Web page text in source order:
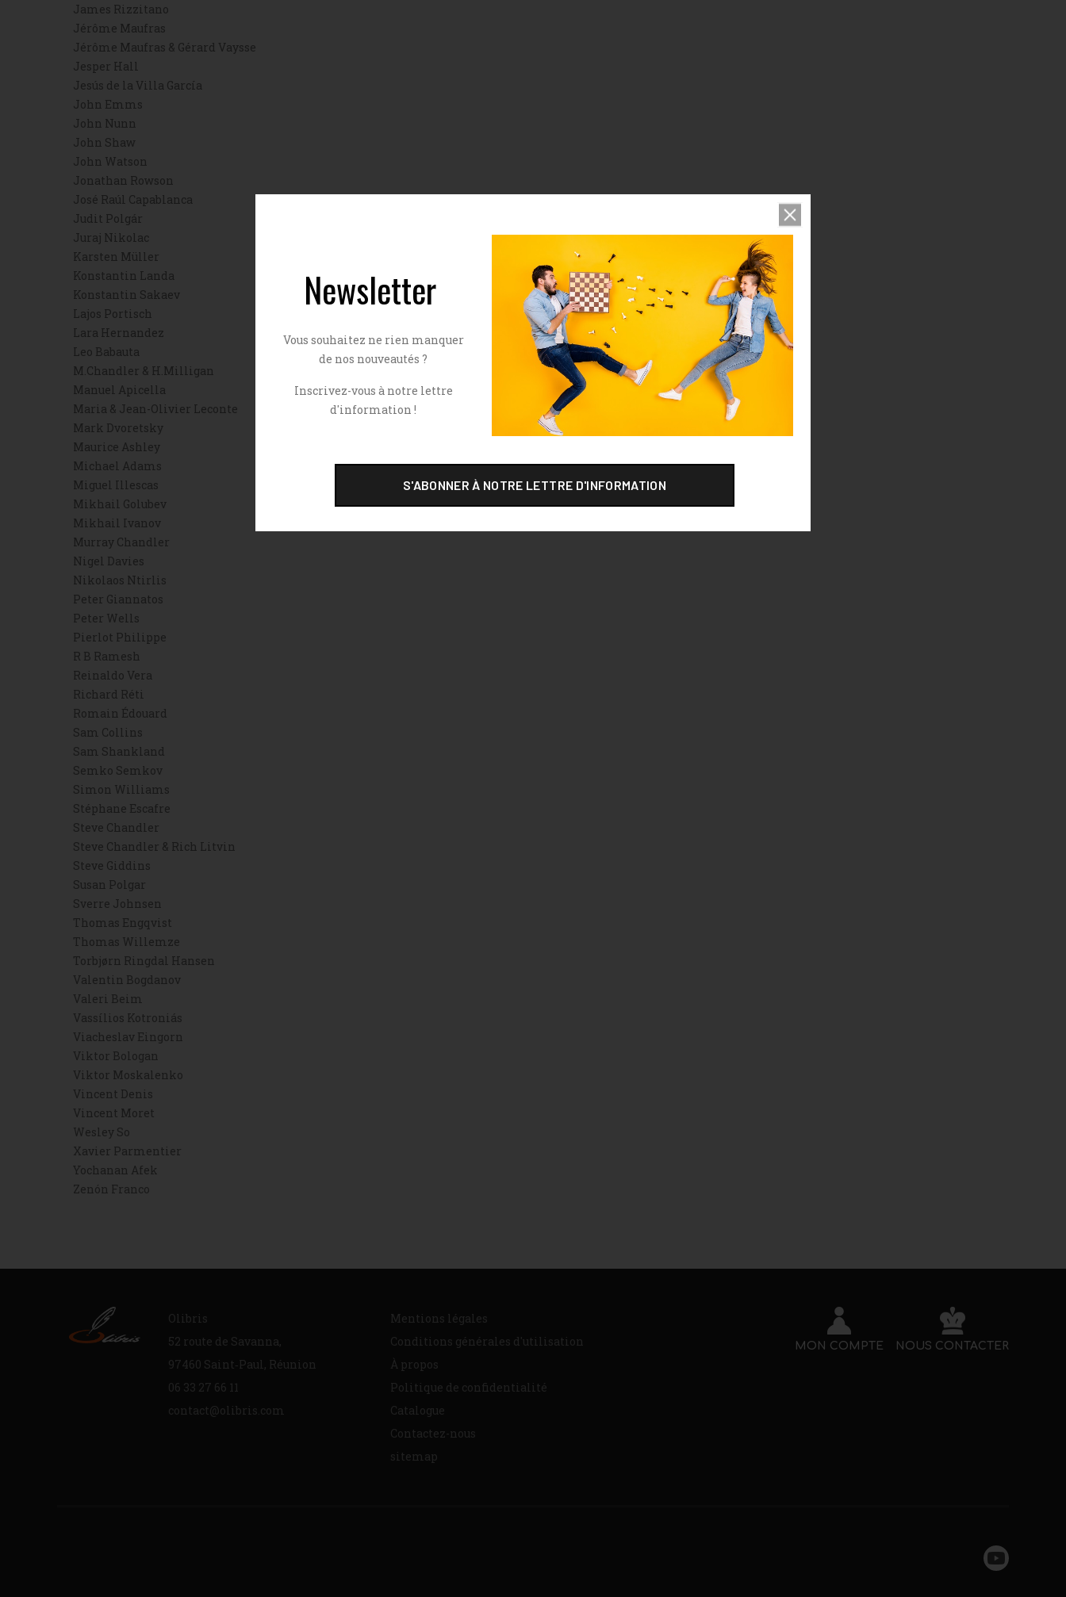
James Rizzitano
Jérôme Maufras
Jérôme Maufras & Gérard Vaysse
Jesper Hall
Jesús de la Villa García
John Emms
John Nunn
John Shaw
John Watson
Jonathan Rowson
José Raúl Capablanca
Judit Polgár
Juraj Nikolac
Karsten Müller
Konstantin Landa
Konstantin Sakaev
Lajos Portisch
Lara Hernandez
Leo Babauta
M.Chandler & H.Milligan
Manuel Apicella
Maria & Jean-Olivier Leconte
Mark Dvoretsky
Maurice Ashley
Michael Adams
Miguel Illescas
Mikhail Golubev
Mikhail Ivanov
Murray Chandler
Nigel Davies
Nikolaos Ntirlis
Peter Giannatos
Peter Wells
Pierlot Philippe
R B Ramesh
Reinaldo Vera
Richard Réti
Romain Édouard
Sam Collins
Sam Shankland
Semko Semkov
Simon Williams
Stéphane Escafre
Steve Chandler
Steve Chandler & Rich Litvin
Steve Giddins
Susan Polgar
Sverre Johnsen
Thomas Engqvist
Thomas Willemze
Torbjørn Ringdal Hansen
Valentin Bogdanov
Valeri Beim
Vassílios Kotroniás
Viacheslav Eingorn
Viktor Bologan
Viktor Moskalenko
Vincent Denis
Vincent Moret
Wesley So
Xavier Parmentier
Yochanan Afek
Zenón Franco
Olibris
52 route de Savanna,
97460 Saint‐Paul, Réunion
06 33 27 66 11
contact@olibris.com
MON COMPTE NOUS CONTACTER
Mentions légales
Conditions générales d'utilisation
À propos
Politique de confidentialité
Catalogue
Contactez-nous
sitemap
Newsletter
Vous souhaitez ne rien manquer
de nos nouveautés ?
Inscrivez-vous à notre lettre
d'information !